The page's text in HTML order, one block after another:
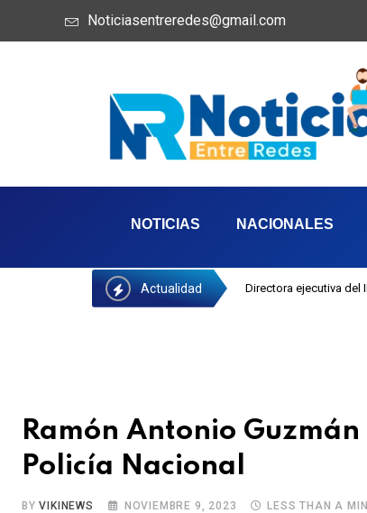
Noticiasentreredes@gmail.com
NOTICIAS NACIONALES
Actualidad Directora ejecutiva del
Ramón Antonio
Policía Nacional
BYVIKINEWS NOVIEMBRE 9, 2023 LESS THAN A